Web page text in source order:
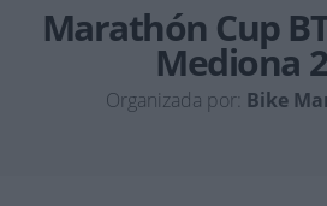
Marathón Cup
Mediona
Organizada por: Bike